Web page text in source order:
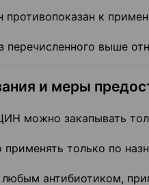
противопоказан к
перечисленного выше
и меры
можно закапывать
только по
любым антибиотиком,